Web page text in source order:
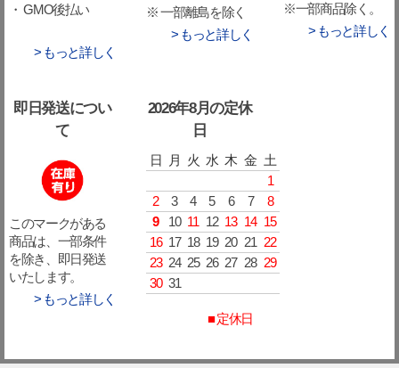
・ GMO後払い
> もっと詳しく
※ 一部離島を除く
> もっと詳しく
※一部商品除く。
> もっと詳しく
即日発送につい
て
このマークがある
商品は、一部条件
を除き、即日発送
いたします。
> もっと詳しく
2026年8月の定休
日
日 月 火 水 木 金 土
1
2
3 4 5 6 7
8
9
10 11 12 13 14 15
16 17 18 19 20 21 22
23 24 25 26 27 28 29
30 31
■ 定休日